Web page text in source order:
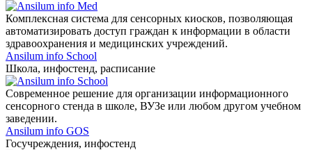
Комплексная система для сенсорных киосков, позволяющая
автоматизировать доступ граждан к информации в области
здравоохранения и медицинских учреждений.
Ansilum info School
Школа, инфостенд, расписание
Современное решение для организации информационного
сенсорного стенда в школе, ВУЗе или любом другом учебном
заведении.
Ansilum info GOS
Госучреждения, инфостенд